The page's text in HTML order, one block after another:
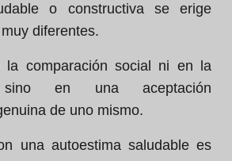
o constructiva se erige
diferentes.
comparación social ni en la
sino en una aceptación
de uno mismo.
una autoestima saludable es